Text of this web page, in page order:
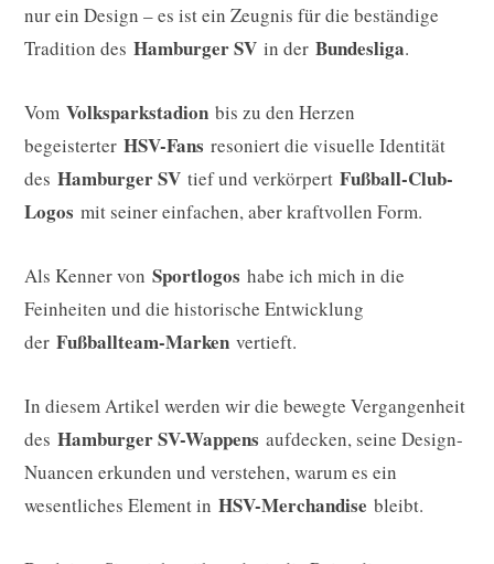
nur ein Design – es ist ein Zeugnis für die beständige
Tradition des Hamburger SV in der Bundesliga.
Vom Volksparkstadion bis zu den Herzen
begeisterter HSV-Fans resoniert die visuelle Identität
des Hamburger SV tief und verkörpert Fußball-Club-
Logos mit seiner einfachen, aber kraftvollen Form.
Als Kenner von Sportlogos habe ich mich in die
Feinheiten und die historische Entwicklung
der Fußballteam-Marken vertieft.
In diesem Artikel werden wir die bewegte Vergangenheit
des Hamburger SV-Wappens aufdecken, seine Design-
Nuancen erkunden und verstehen, warum es ein
wesentliches Element in HSV-Merchandise bleibt.